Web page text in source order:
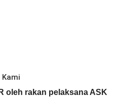
oleh rakan pelaksana ASK